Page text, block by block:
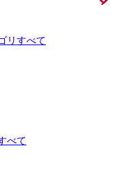
リすべて
べて